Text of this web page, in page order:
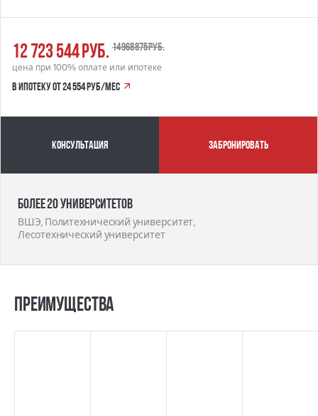
12 723 544 руб. 14 968 875 руб.
цена при 100% оплате или ипотеке
в ипотеку от 24 554 руб/мес
Консультация забронировать
Более 20 университетов
ВШЭ, Политехнический университет,
Лесотехнический университет
Преимущества